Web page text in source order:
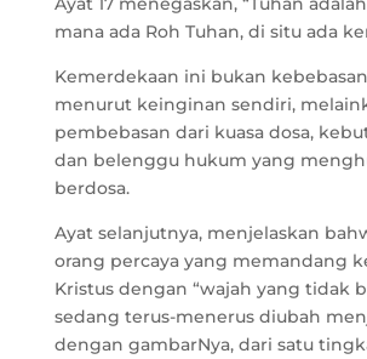
mana ada Roh Tuhan, di situ ada
Kemerdekaan ini bukan
menurut keinginan sendiri,
pembebasan dari kuasa dosa,
dan belenggu hukum yang
berdosa.
Ayat selanjutnya, menjelaskan
orang percaya yang memandang
Kristus dengan “wajah yang tidak
sedang terus-menerus diubah
dengan gambarNya, dari satu